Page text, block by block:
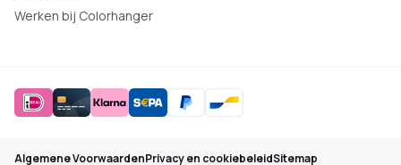
Werken bij Colorhanger
Algemene VoorwaardenPrivacy en cookiebeleidSitemap